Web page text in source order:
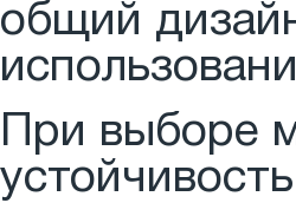
общий
При выборе